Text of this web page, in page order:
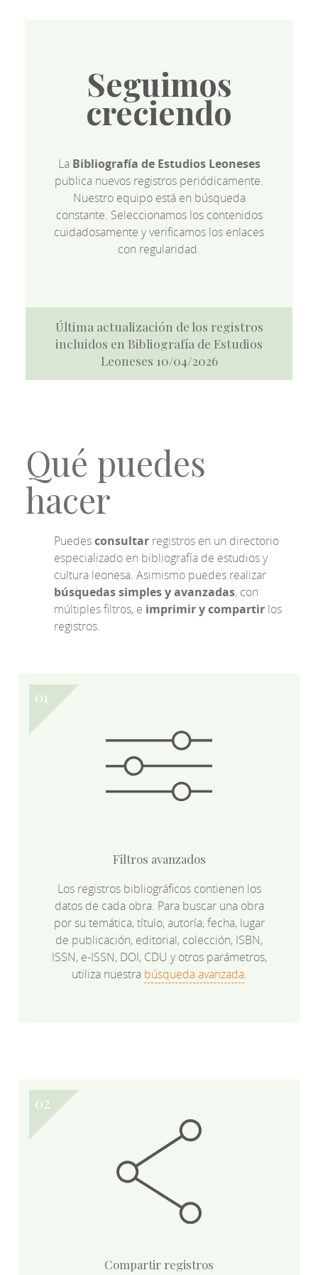
Seguimos
creciendo
La Bibliografía de Estudios Leoneses
publica nuevos registros periódicamente.
Nuestro equipo está en búsqueda
constante. Seleccionamos los contenidos
cuidadosamente y verificamos los enlaces
con regularidad.
Última actualización de los registros
incluidos en Bibliografía de Estudios
Leoneses 10/04/2026
Qué puedes
hacer
Puedesconsultar registros en un directorio
especializado en bibliografía de estudios y
cultura leonesa. Asimismo puedes realizar
búsquedas simples y avanzadas, con
múltiples filtros, e imprimir y compartir los
registros.
Filtros avanzados
Los registros bibliográficos contienen los
datos de cada obra. Para buscar una obra
por su temática, título, autoría, fecha, lugar
de publicación, editorial, colección, ISBN,
ISSN, e-ISSN, DOI, CDU y otros parámetros,
utiliza nuestra búsqueda avanzada.
Compartir registros